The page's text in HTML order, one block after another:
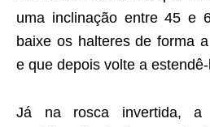
uma inclinação entre 45 e
baixe os halteres de forma
e que depois volte a
Já na rosca invertida, a